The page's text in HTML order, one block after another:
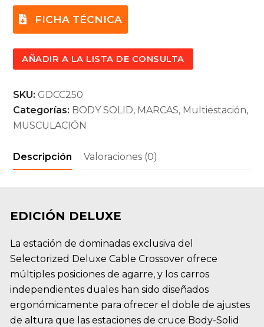
FICHA TÉCNICA
AÑADIR A LA LISTA DE CONSULTA
SKU: GDCC250
Categorías: BODY SOLID, MARCAS, Multiestación,
MUSCULACIÓN
Descripción Valoraciones (0)
EDICIÓN DELUXE
La estación de dominadas exclusiva del
Selectorized Deluxe Cable Crossover ofrece
múltiples posiciones de agarre, y los carros
independientes duales han sido diseñados
ergonómicamente para ofrecer el doble de ajustes
de altura que las estaciones de cruce Body-Solid